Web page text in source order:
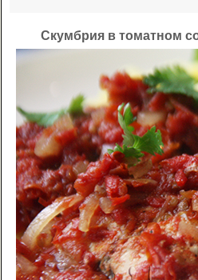
Скумбрия в томатном